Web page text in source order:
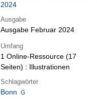
2024
Ausgabe
Ausgabe Februar 2024
Umfang
1 Online-Ressource (17
Seiten) : Illustrationen
Schlagwörter
Bonn